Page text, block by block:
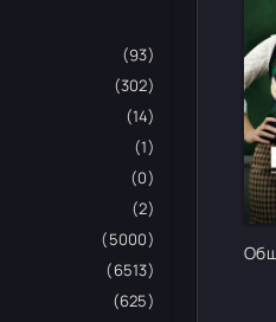
(93)
(302)
(14)
(1)
(0)
(2)
(5000)
(6513)
(625)
[/